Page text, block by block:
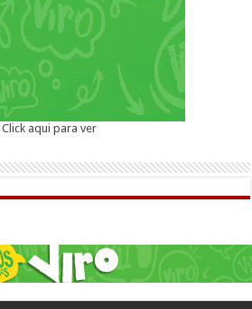
Click aqui para ver